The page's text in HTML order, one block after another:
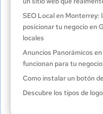
SEO Local en Monterrey:
posicionar tu negocio en
locales
Anuncios Panorámicos
funcionan para tu negocio
Como instalar un botón
Descubre los tipos de